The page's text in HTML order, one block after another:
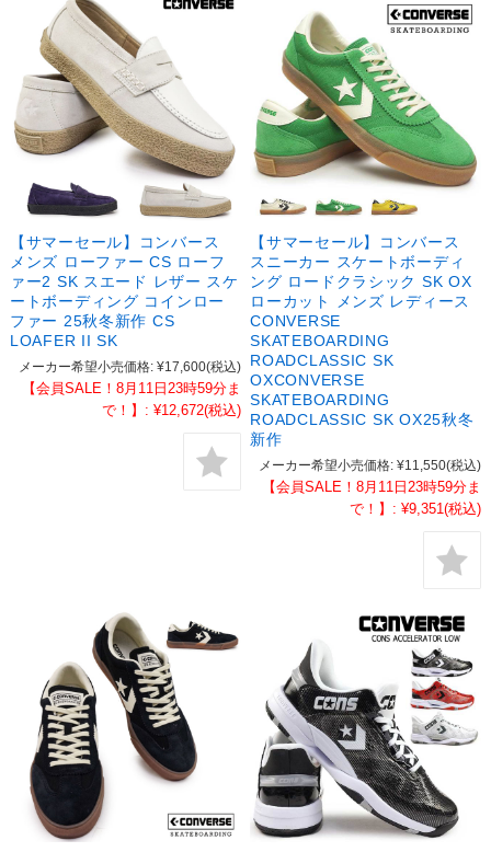
【サマーセール】コンバース
メンズ ローファー CS ローフ
ァー2 SK スエード レザー スケ
ートボーディング コインロー
ファー 25秋冬新作 CS
LOAFER II SK
メーカー希望小売価格: ¥17,600(税込)
【会員SALE！8月11日23時59分ま
で！】: ¥12,672(税込)
【サマーセール】コンバース
スニーカー スケートボーディ
ング ロードクラシック SK OX
ローカット メンズ レディース
CONVERSE
SKATEBOARDING
ROADCLASSIC SK
OXCONVERSE
SKATEBOARDING
ROADCLASSIC SK OX25秋冬
新作
メーカー希望小売価格: ¥11,550(税込)
【会員SALE！8月11日23時59分ま
で！】: ¥9,351(税込)